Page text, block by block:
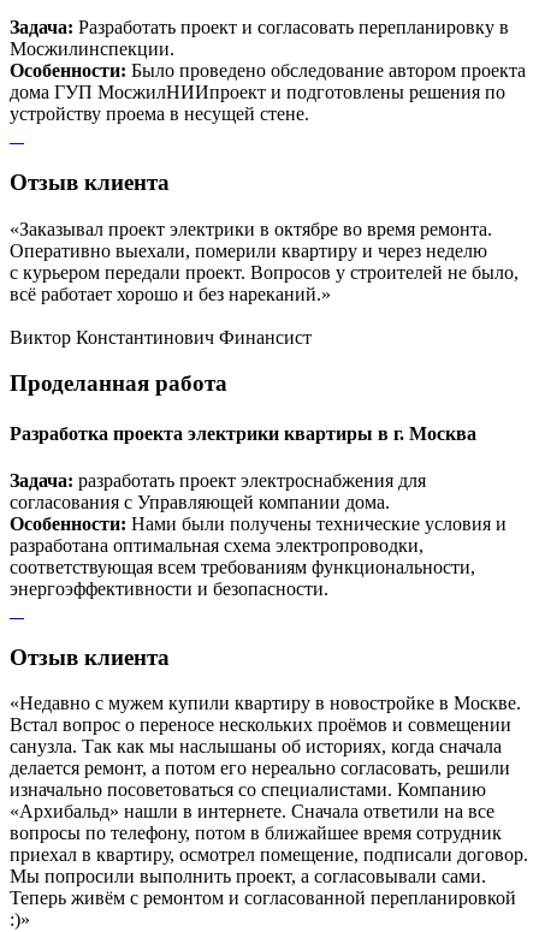
Задача: Разработать проект и согласовать перепланировку в
Мосжилинспекции.
Особенности: Было проведено обследование автором проекта
дома ГУП МосжилНИИпроект и подготовлены решения по
устройству проема в несущей стене.
Отзыв клиента
«Заказывал проект электрики в октябре во время ремонта.
Оперативно выехали, померили квартиру и через неделю
с курьером передали проект. Вопросов у строителей не было,
всё работает хорошо и без нареканий.»
Виктор Константинович Финансист
Проделанная работа
Разработка проекта электрики квартиры в г. Москва
Задача: разработать проект электроснабжения для
согласования с Управляющей компании дома.
Особенности: Нами были получены технические условия и
разработана оптимальная схема электропроводки,
соответствующая всем требованиям функциональности,
энергоэффективности и безопасности.
Отзыв клиента
«Недавно с мужем купили квартиру в новостройке в Москве.
Встал вопрос о переносе нескольких проёмов и совмещении
санузла. Так как мы наслышаны об историях, когда сначала
делается ремонт, а потом его нереально согласовать, решили
изначально посоветоваться со специалистами. Компанию
«Архибальд» нашли в интернете. Сначала ответили на все
вопросы по телефону, потом в ближайшее время сотрудник
приехал в квартиру, осмотрел помещение, подписали договор.
Мы попросили выполнить проект, а согласовывали сами.
Теперь живём с ремонтом и согласованной перепланировкой
:)»